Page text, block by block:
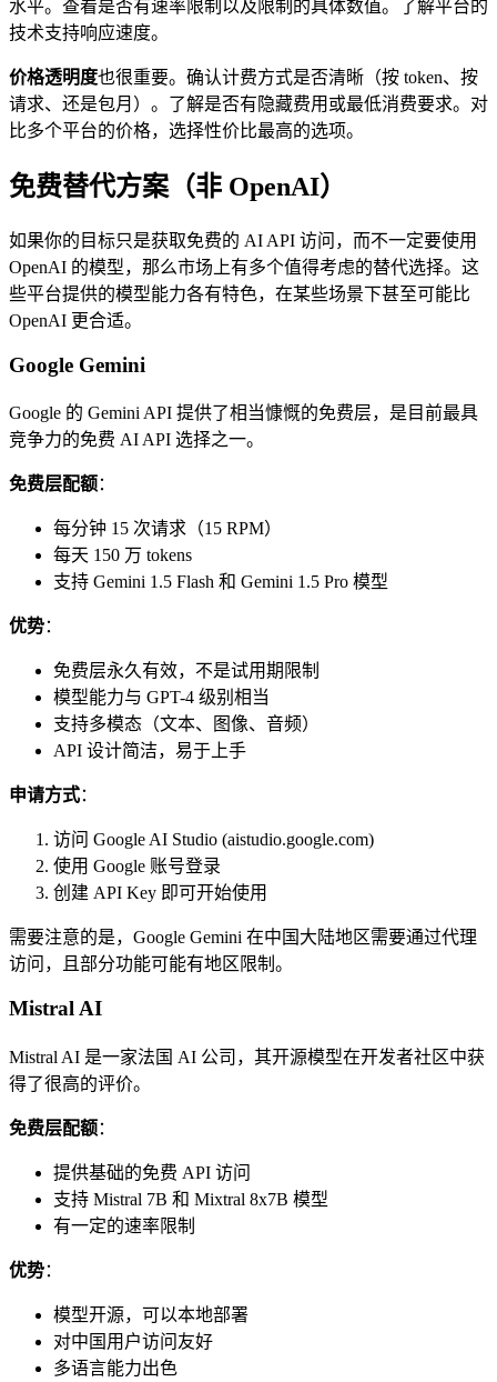
水平。查看是否有速率限制以及限制的具体数值。了解平台的
技术支持响应速度。
价格透明度也很重要。确认计费方式是否清晰（按 token、按
请求、还是包月）。了解是否有隐藏费用或最低消费要求。对
比多个平台的价格，选择性价比最高的选项。
免费替代方案（非 OpenAI）
如果你的目标只是获取免费的 AI API 访问，而不一定要使用
OpenAI 的模型，那么市场上有多个值得考虑的替代选择。这
些平台提供的模型能力各有特色，在某些场景下甚至可能比
OpenAI 更合适。
Google Gemini
Google 的 Gemini API 提供了相当慷慨的免费层，是目前最具
竞争力的免费 AI API 选择之一。
免费层配额：
每分钟 15 次请求（15 RPM）
每天 150 万 tokens
支持 Gemini 1.5 Flash 和 Gemini 1.5 Pro 模型
优势：
免费层永久有效，不是试用期限制
模型能力与 GPT-4 级别相当
支持多模态（文本、图像、音频）
API 设计简洁，易于上手
申请方式：
访问 Google AI Studio (aistudio.google.com)
使用 Google 账号登录
创建 API Key 即可开始使用
需要注意的是，Google Gemini 在中国大陆地区需要通过代理
访问，且部分功能可能有地区限制。
Mistral AI
Mistral AI 是一家法国 AI 公司，其开源模型在开发者社区中获
得了很高的评价。
免费层配额：
提供基础的免费 API 访问
支持 Mistral 7B 和 Mixtral 8x7B 模型
有一定的速率限制
优势：
模型开源，可以本地部署
对中国用户访问友好
多语言能力出色